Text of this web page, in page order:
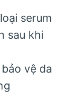
serum
sau khi
vệ da